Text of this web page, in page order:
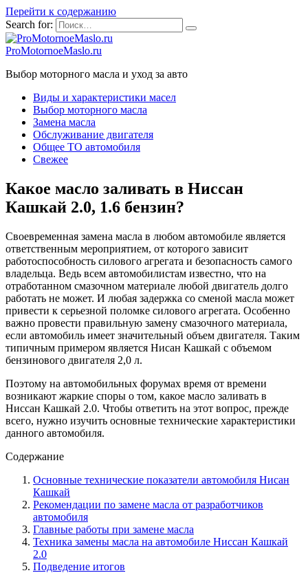
Перейти к содержанию
Search for:
ProMotornoeMaslo.ru
Выбор моторного масла и уход за авто
Виды и характеристики масел
Выбор моторного масла
Замена масла
Обслуживание двигателя
Общее ТО автомобиля
Свежее
Какое масло заливать в Ниссан
Кашкай 2.0, 1.6 бензин?
Своевременная замена масла в любом автомобиле является
ответственным мероприятием, от которого зависит
работоспособность силового агрегата и безопасность самого
владельца. Ведь всем автомобилистам известно, что на
отработанном смазочном материале любой двигатель долго
работать не может. И любая задержка со сменой масла может
привести к серьезной поломке силового агрегата. Особенно
важно провести правильную замену смазочного материала,
если автомобиль имеет значительный объем двигателя. Таким
типичным примером является Нисан Кашкай с объемом
бензинового двигателя 2,0 л.
Поэтому на автомобильных форумах время от времени
возникают жаркие споры о том, какое масло заливать в
Ниссан Кашкай 2.0. Чтобы ответить на этот вопрос, прежде
всего, нужно изучить основные технические характеристики
данного автомобиля.
Содержание
Основные технические показатели автомобиля Нисан
Кашкай
Рекомендации по замене масла от разработчиков
автомобиля
Главные работы при замене масла
Техника замены масла на автомобиле Ниссан Кашкай
2.0
Подведение итогов